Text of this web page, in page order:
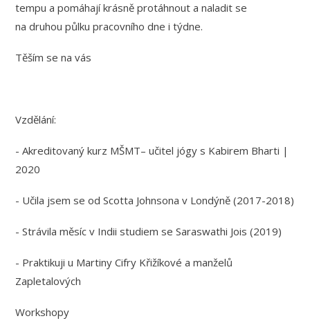
tempu a pomáhají krásně protáhnout a naladit se
na druhou půlku pracovního dne i týdne.
Těším se na vás
Vzdělání:
- Akreditovaný kurz MŠMT– učitel jógy s Kabirem Bharti |
2020
- Učila jsem se od Scotta Johnsona v Londýně (2017-2018)
- Strávila měsíc v Indii studiem se Saraswathi Jois (2019)
- Praktikuji u Martiny Cifry Křižíkové a manželů
Zapletalových
Workshopy